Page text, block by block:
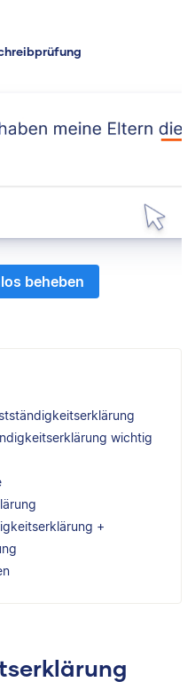
beheben
wichtig
+